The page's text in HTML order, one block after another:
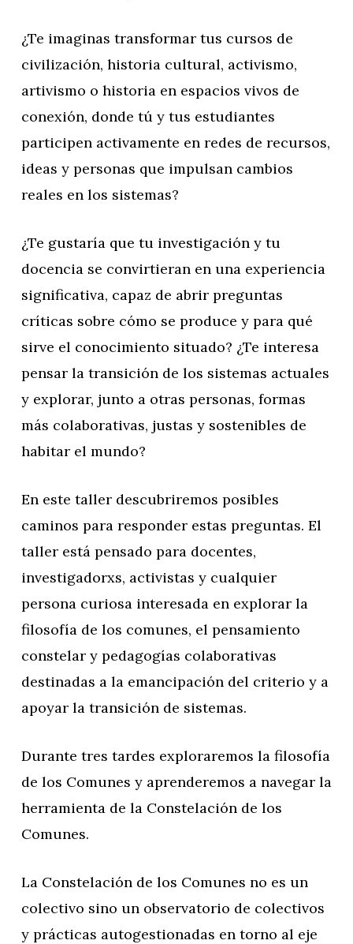
¿Te imaginas transformar tus cursos de
civilización, historia cultural, activismo,
artivismo o historia en espacios vivos de
conexión, donde tú y tus estudiantes
participen activamente en redes de recursos,
ideas y personas que impulsan cambios
reales en los sistemas?
¿Te gustaría que tu investigación y tu
docencia se convirtieran en una experiencia
significativa, capaz de abrir preguntas
críticas sobre cómo se produce y para qué
sirve el conocimiento situado? ¿Te interesa
pensar la transición de los sistemas actuales
y explorar, junto a otras personas, formas
más colaborativas, justas y sostenibles de
habitar el mundo?
En este taller descubriremos posibles
caminos para responder estas preguntas. El
taller está pensado para docentes,
investigadorxs, activistas y cualquier
persona curiosa interesada en explorar la
filosofía de los comunes, el pensamiento
constelar y pedagogías colaborativas
destinadas a la emancipación del criterio y a
apoyar la transición de sistemas.
Durante tres tardes exploraremos la filosofía
de los Comunes y aprenderemos a navegar la
herramienta de la Constelación de los
Comunes.
La Constelación de los Comunes no es un
colectivo sino un observatorio de colectivos
y prácticas autogestionadas en torno al eje